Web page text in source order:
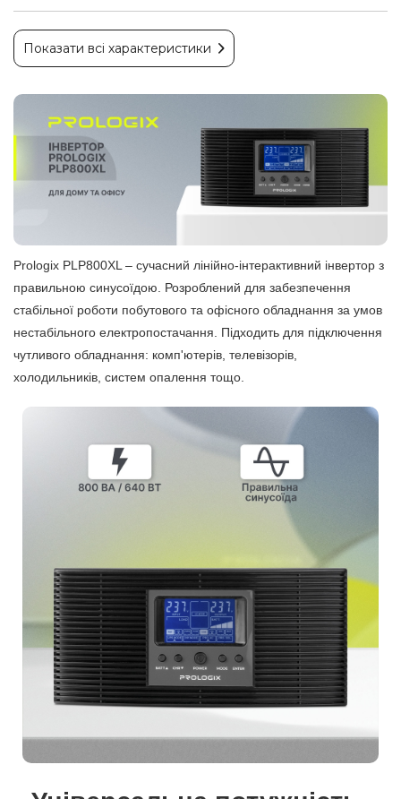
Показати всі характеристики
Prologix PLP800XL – сучасний лінійно-інтерактивний інвертор з
правильною синусоїдою. Розроблений для забезпечення
стабільної роботи побутового та офісного обладнання за умов
нестабільного електропостачання. Підходить для підключення
чутливого обладнання: комп'ютерів, телевізорів,
холодильників, систем опалення тощо.